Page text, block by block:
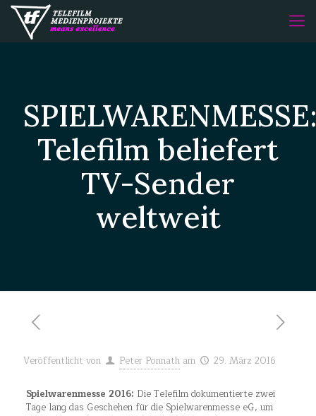
Telefilm beliefert
TV-Sender
weltweit
Veröffentlicht von Peter Ponnath am 29. März 2016
Spielwarenmesse 2016: Die Telefilm dokumentierte zwei
Tage lang das Geschehen für die Spielwarenmesse eG, um